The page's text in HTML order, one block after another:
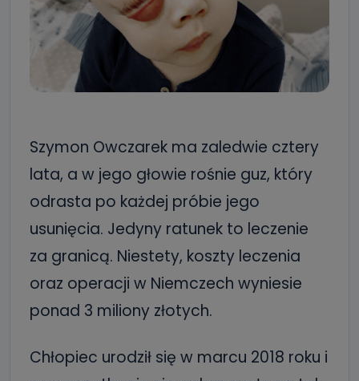
Szymon Owczarek ma zaledwie cztery
lata, a w jego głowie rośnie guz, który
odrasta po każdej próbie jego
usunięcia. Jedyny ratunek to leczenie
za granicą. Niestety, koszty leczenia
oraz operacji w Niemczech wyniesie
ponad 3 miliony złotych.
Chłopiec urodził się w marcu 2018 roku i